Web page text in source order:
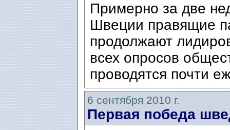
Примерно за две
Швеции правящие
продолжают
всех опросов
проводятся почти
6 сентября 2010 г.
Первая победа